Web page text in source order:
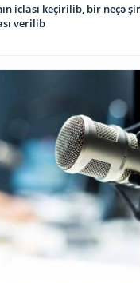
iclası keçirilib, bir neçə
verilib